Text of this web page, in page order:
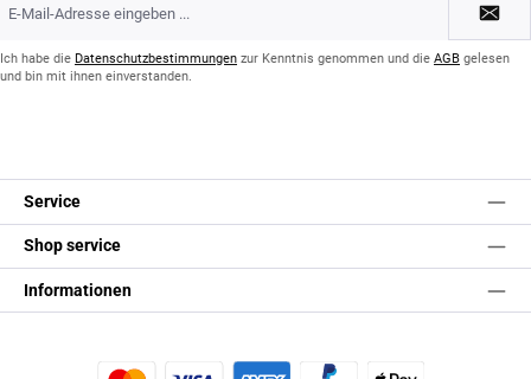
Mail-
*Ich habe die Datenschutzbestimmungen zur Kenntnis genommen und die AGB gelesen
und bin mit ihnen einverstanden.
Service
Shop service
Informationen